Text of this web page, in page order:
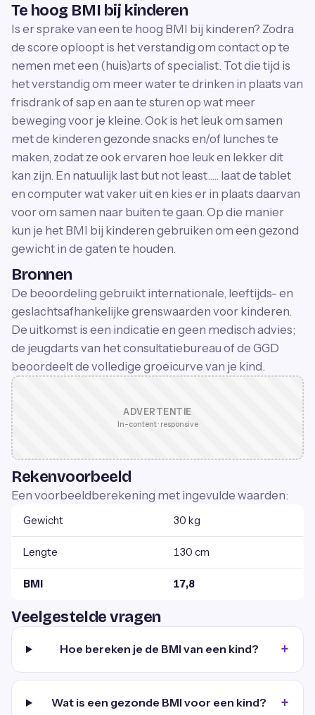
Te hoog BMI bij kinderen
Is er sprake van een te hoog BMI bij kinderen? Zodra
de score oploopt is het verstandig om contact op te
nemen met een (huis)arts of specialist. Tot die tijd is
het verstandig om meer water te drinken in plaats van
frisdrank of sap en aan te sturen op wat meer
beweging voor je kleine. Ook is het leuk om samen
met de kinderen gezonde snacks en/of lunches te
maken, zodat ze ook ervaren hoe leuk en lekker dit
kan zijn. En natuulijk last but not least..... laat de tablet
en computer wat vaker uit en kies er in plaats daarvan
voor om samen naar buiten te gaan. Op die manier
kun je het BMI bij kinderen gebruiken om een gezond
gewicht in de gaten te houden.
Bronnen
De beoordeling gebruikt internationale, leeftijds- en
geslachtsafhankelijke grenswaarden voor kinderen.
De uitkomst is een indicatie en geen medisch advies;
de jeugdarts van het consultatiebureau of de GGD
beoordeelt de volledige groeicurve van je kind.
ADVERTENTIE
In-content · responsive
Rekenvoorbeeld
Een voorbeeldberekening met ingevulde waarden:
Gewicht 30 kg
Lengte 130 cm
BMI 17,8
Veelgestelde vragen
Hoe bereken je de BMI van een kind?
Wat is een gezonde BMI voor een kind?